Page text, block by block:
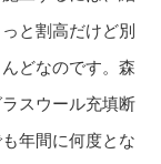
と割高だけど別
どなのです。森
スウール充填断
年間に何度とな